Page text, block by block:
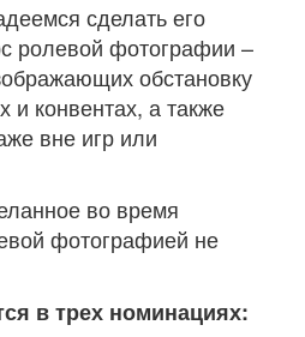
сделать его
ролевой фотографии –
обстановку
и конвентах, а также
вне игр или
во время
фотографией не
в трех номинациях: